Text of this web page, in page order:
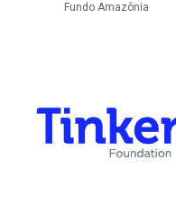
Fundo Amazônia